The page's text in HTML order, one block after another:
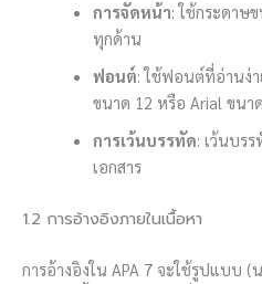
การจัดหน้า: ใช้กระดาษ
ทุกด้าน
ฟอนต์: ใช้ฟอนต์ที่อ่านง่า
ขนาด 12 หรือ Arial ขนา
การเว้นบรรทัด: เว้นบร
เอกสาร
1.2 การอ้างอิงภายในเนื้อหา
การอ้างอิงใน APA 7 จะใช้รูปแบบ